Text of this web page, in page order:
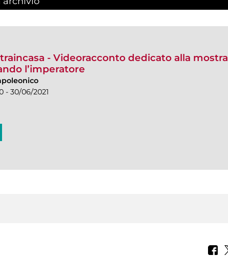
- Videoracconto dedicato alla mostra
l’imperatore
- 30/06/2021